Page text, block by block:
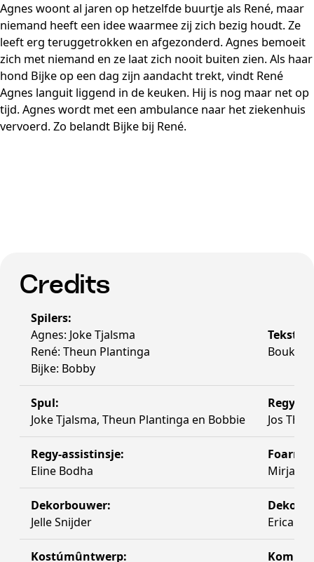
Agnes woont al jaren op hetzelfde buurtje als René, maar
niemand heeft een idee waarmee zij zich bezig houdt. Ze
leeft erg teruggetrokken en afgezonderd. Agnes bemoeit
zich met niemand en ze laat zich nooit buiten zien. Als haar
hond Bijke op een dag zijn aandacht trekt, vindt René
Agnes languit liggend in de keuken. Hij is nog maar net op
tijd. Agnes wordt met een ambulance naar het ziekenhuis
vervoerd. Zo belandt Bijke bij René.
Credits
Spilers:
Agnes: Joke Tjalsma
René: Theun Plantinga
Bijke: Bobby
Tekst:
Bouke
Spul:
Joke Tjalsma, Theun Plantinga en Bobbie
Regy:
Jos Thie
Regy-assistinsje:
Eline Bodha
Mirjam
Dekorbouwer:
Jelle Snijder
Erica
Kostúmûntwerp: